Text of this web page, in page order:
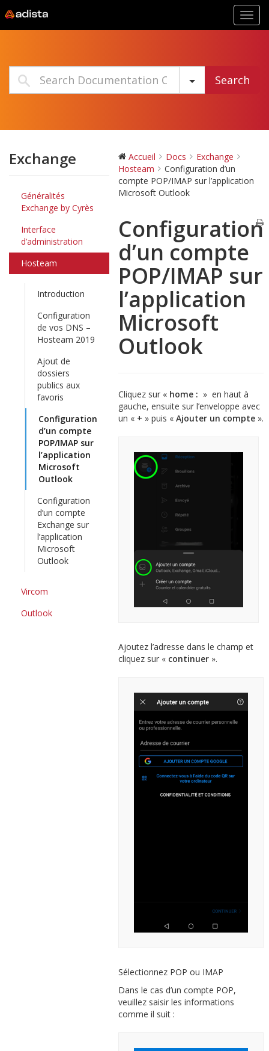
Search
Exchange
Généralités
Exchange by Cyrès
Interface
d’administration
Hosteam
Introduction
Configuration
de vos DNS –
Hosteam 2019
Ajout de
dossiers
publics aux
favoris
Configuration
d’un compte
POP/IMAP sur
l’application
Microsoft
Outlook
Configuration
d’un compte
Exchange sur
l’application
Microsoft
Outlook
Vircom
Outlook
Accueil Docs
Exchange
Hosteam
Configuration d’un
compte POP/IMAP sur l’application
Microsoft Outlook
Configuration
d’un compte
POP/IMAP sur
l’application
Microsoft
Outlook
Cliquez sur « home : » en haut à
gauche, ensuite sur l’enveloppe avec
un « + » puis « Ajouter un compte ».
Ajoutez l’adresse dans le champ et
cliquez sur « continuer ».
Sélectionnez POP ou IMAP
Dans le cas d’un compte POP,
veuillez saisir les informations
comme il suit :